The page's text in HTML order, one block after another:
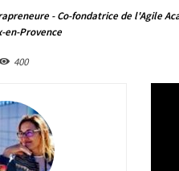
- Co-fondatrice de l'Agile
en-Provence
400